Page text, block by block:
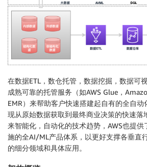
在数据ETL，数仓托管，数据挖掘，数据可
成熟可靠的托管服务（如AWS Glue，
EMR）来帮助客户快速搭建起自有的全自
现从原始数据获取到最终商业决策的快速落
来智能化，自动化的技术趋势，AWS也提供
施的全AI/ML产品体系，以更好支撑各垂直
的细分领域和具体应用。